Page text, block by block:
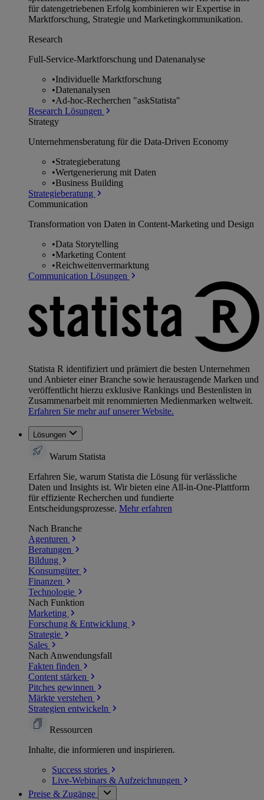
für datengetriebenen Erfolg kombinieren wir Expertise in
Marktforschung, Strategie und Marketingkommunikation.
Research
Full-Service-Marktforschung und Datenanalyse
•Individuelle Marktforschung
•Datenanalysen
•Ad-hoc-Recherchen "askStatista"
Research Lösungen
Strategy
Unternehmens­beratung für die Data-Driven Economy
•Strategieberatung
•Wertgenerierung mit Daten
•Business Building
Strategieberatung
Communication
Transformation von Daten in Content-Marketing und Design
•Data Storytelling
•Marketing Content
•Reichweitenvermarktung
Communication Lösungen
Statista R identifiziert und prämiert die besten Unternehmen
und Anbieter einer Branche sowie herausragende Marken und
veröffentlicht hierzu exklusive Rankings und Bestenlisten in
Zusammenarbeit mit renommierten Medienmarken weltweit.
Erfahren Sie mehr auf unserer Website.
Lösungen
Warum Statista
Erfahren Sie, warum Statista die Lösung für verlässliche
Daten und Insights ist. Wir bieten eine All-in-One-Plattform
für effiziente Recherchen und fundierte
Entscheidungsprozesse. Mehr erfahren
Nach Branche
Agenturen
Beratungen
Bildung
Konsumgüter
Finanzen
Technologie
Nach Funktion
Marketing
Forschung & Entwicklung
Strategie
Sales
Nach Anwendungsfall
Fakten finden
Content stärken
Pitches gewinnen
Märkte verstehen
Strategien entwickeln
Ressourcen
Inhalte, die informieren und inspirieren.
Success stories
Live-Webinars & Aufzeichnungen
Preise & Zugänge